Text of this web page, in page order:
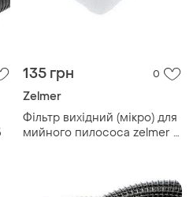
135 грн 0
Zelmer
Фільтр вихідний (мікро) для
мийного пилососа zelmer \